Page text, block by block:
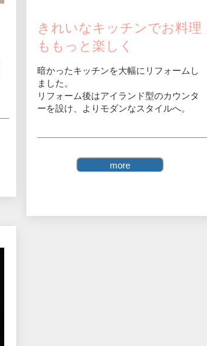
きれいなキッチンでお料理
ももっと楽しく
​暗かったキッチンを大幅にリフォームし
ました。
リフォーム後はアイランド型のカウンタ
ーを設け、よりモダンなスタイルへ。
more